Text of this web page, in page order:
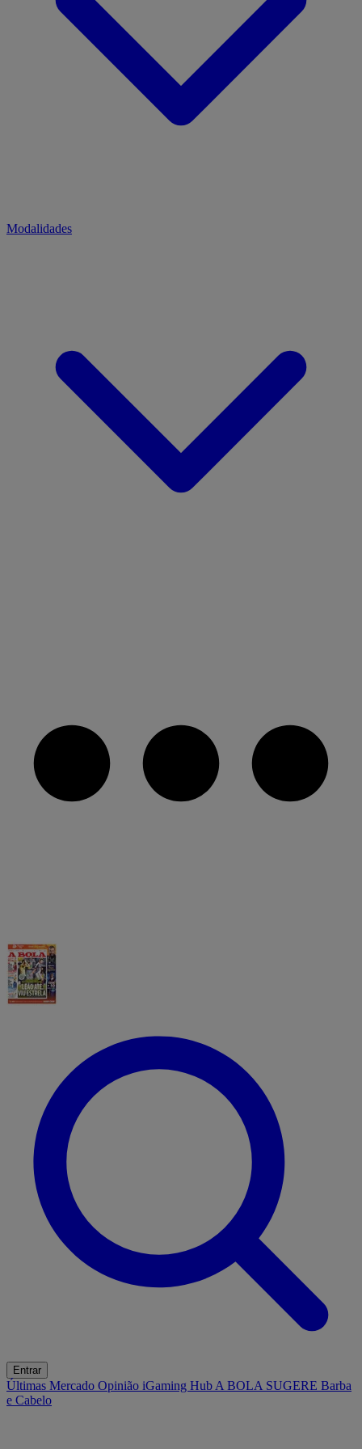
Modalidades
Entrar
Últimas Mercado Opinião iGaming Hub A BOLA SUGERE Barba
e Cabelo